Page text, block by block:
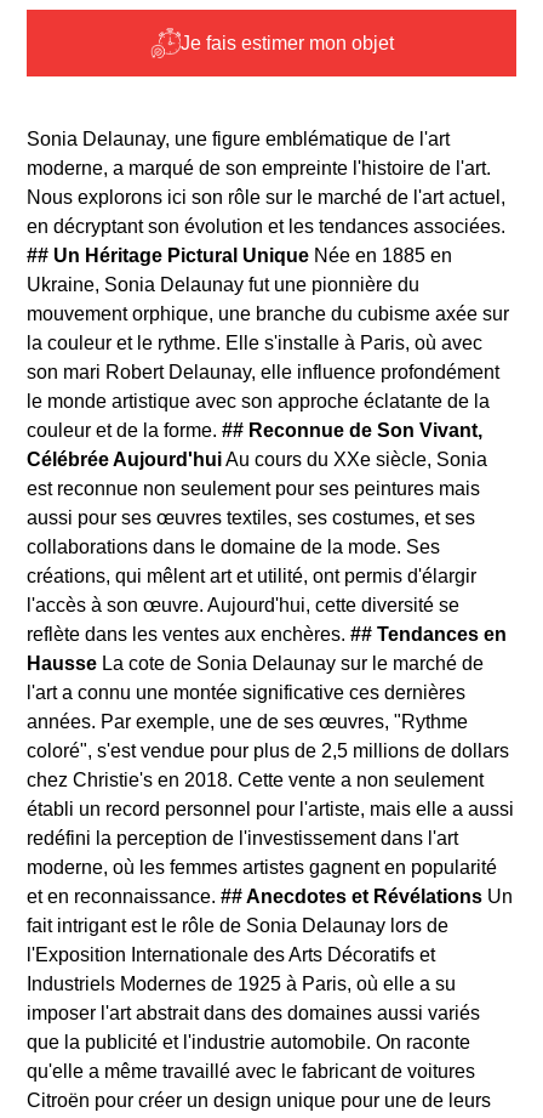
Je fais estimer mon objet
Sonia Delaunay, une figure emblématique de l'art
moderne, a marqué de son empreinte l'histoire de l'art.
Nous explorons ici son rôle sur le marché de l'art actuel,
en décryptant son évolution et les tendances associées.
## Un Héritage Pictural Unique Née en 1885 en
Ukraine, Sonia Delaunay fut une pionnière du
mouvement orphique, une branche du cubisme axée sur
la couleur et le rythme. Elle s'installe à Paris, où avec
son mari Robert Delaunay, elle influence profondément
le monde artistique avec son approche éclatante de la
couleur et de la forme.## Reconnue de Son Vivant,
Célébrée Aujourd'huiAu cours du XXe siècle, Sonia
est reconnue non seulement pour ses peintures mais
aussi pour ses œuvres textiles, ses costumes, et ses
collaborations dans le domaine de la mode. Ses
créations, qui mêlent art et utilité, ont permis d'élargir
l'accès à son œuvre. Aujourd'hui, cette diversité se
reflète dans les ventes aux enchères.## Tendances en
Hausse La cote de Sonia Delaunay sur le marché de
l'art a connu une montée significative ces dernières
années. Par exemple, une de ses œuvres, "Rythme
coloré", s'est vendue pour plus de 2,5 millions de dollars
chez Christie's en 2018. Cette vente a non seulement
établi un record personnel pour l'artiste, mais elle a aussi
redéfini la perception de l'investissement dans l'art
moderne, où les femmes artistes gagnent en popularité
et en reconnaissance.## Anecdotes et Révélations Un
fait intrigant est le rôle de Sonia Delaunay lors de
l'Exposition Internationale des Arts Décoratifs et
Industriels Modernes de 1925 à Paris, où elle a su
imposer l'art abstrait dans des domaines aussi variés
que la publicité et l'industrie automobile. On raconte
qu'elle a même travaillé avec le fabricant de voitures
Citroën pour créer un design unique pour une de leurs